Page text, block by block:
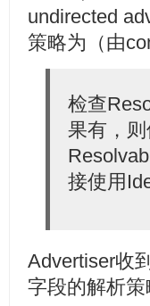
undirected
策略为（由
检查
果有，
接使用
Advertiser收
字段的解析